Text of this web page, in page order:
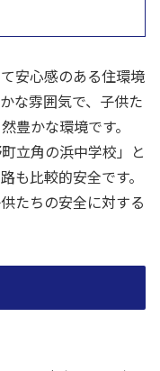
安心感のある住環境
な雰囲気で、子供た
豊かな環境です。
立角の浜中学校」と
も比較的安全です。
たちの安全に対する